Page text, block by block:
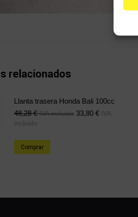
relacionados
Llanta trasera Honda Bali 100cc
48,28€ IVA incluido 33,80 € IVA
incluido
Comprar